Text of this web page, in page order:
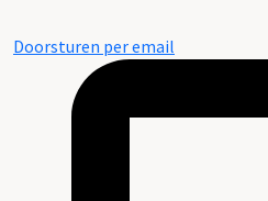
Doorsturen per email